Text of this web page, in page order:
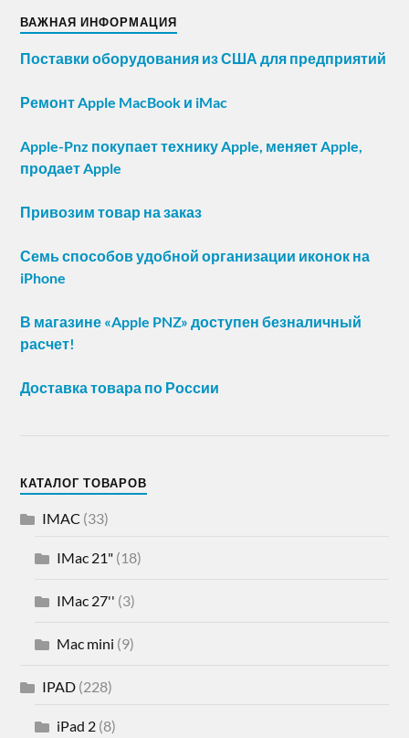
ВАЖНАЯ ИНФОРМАЦИЯ
Поставки оборудования из США для предприятий
Ремонт Apple MacBook и iMac
Apple-Pnz покупает технику Apple, меняет Apple,
продает Apple
Привозим товар на заказ
Семь способов удобной организации иконок на
iPhone
В магазине «Apple PNZ» доступен безналичный
расчет!
Доставка товара по России
КАТАЛОГ ТОВАРОВ
IMAC (33)
IMac 21" (18)
IMac 27'' (3)
Mac mini (9)
IPAD (228)
iPad 2 (8)